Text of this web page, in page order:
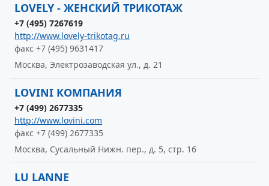
LOVELY - ЖЕНСКИЙ ТРИКОТАЖ
+7 (495) 7267619
http://www.lovely-trikotag.ru
факс +7 (495) 9631417
Москва, Электрозаводская ул., д. 21
LOVINI КОМПАНИЯ
+7 (499) 2677335
http://www.lovini.com
факс +7 (499) 2677335
Москва, Сусальный Нижн. пер., д. 5, стр. 16
LU LANNE